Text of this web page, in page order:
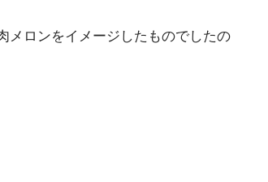
ロンをイメージしたものでしたの